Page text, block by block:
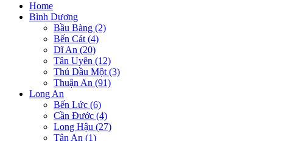
Home
Bình Dương
Bầu Bàng (2)
Bến Cát (4)
Dĩ An (20)
Tân Uyên (12)
Thủ Dầu Một (3)
Thuận An (91)
Long An
Bến Lức (6)
Cần Đước (4)
Long Hậu (27)
Tân An (1)